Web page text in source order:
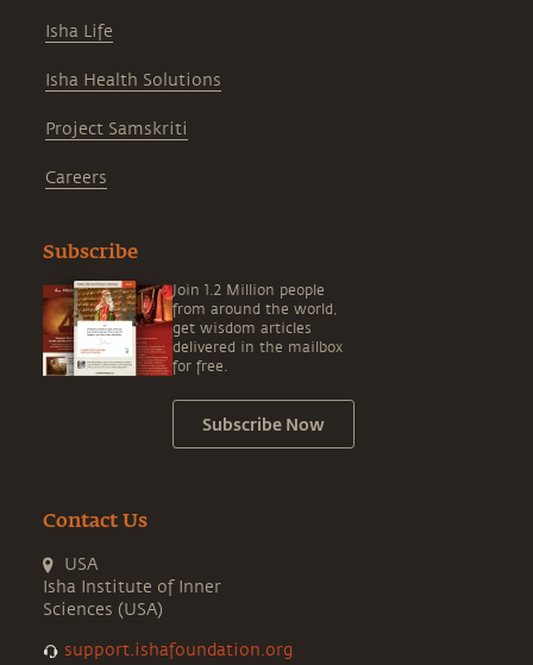
Isha Life
Isha Health Solutions
Project Samskriti
Careers
Subscribe
Join 1.2 Million people
from around the world,
get wisdom articles
delivered in the mailbox
for free.
Subscribe Now
Contact Us
USA
Isha Institute of Inner
Sciences (USA)
support.ishafoundation.org